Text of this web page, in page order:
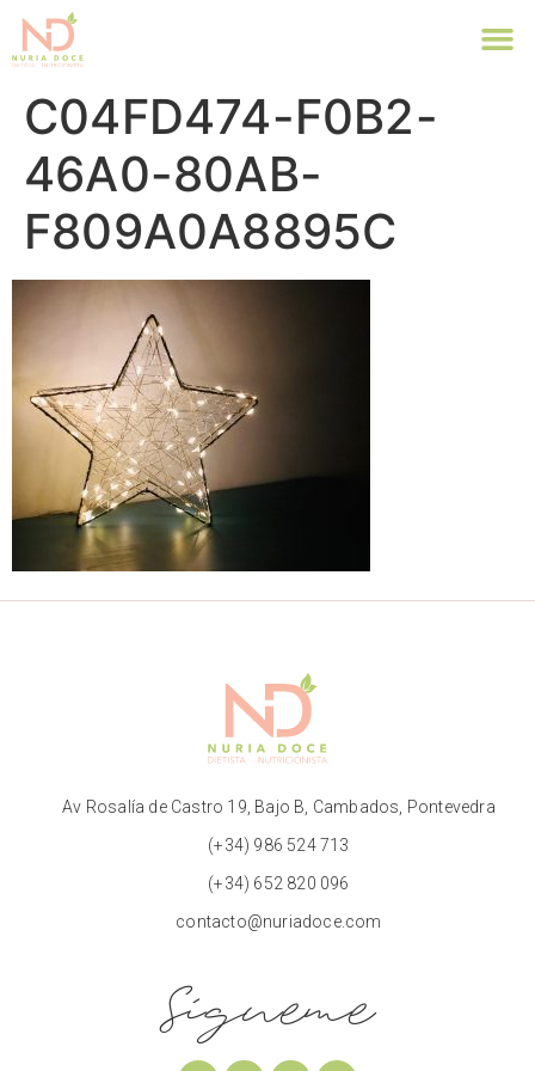
C04FD474-F0B2-
46A0-80AB-
F809A0A8895C
Av Rosalía de Castro 19, Bajo B, Cambados, Pontevedra
(+34) 986 524 713
(+34) 652 820 096
contacto@nuriadoce.com
Sígueme